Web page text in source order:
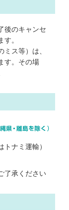
後のキャンセ
。
ス等）は、
す。その場
ナミ運輸）
了承ください